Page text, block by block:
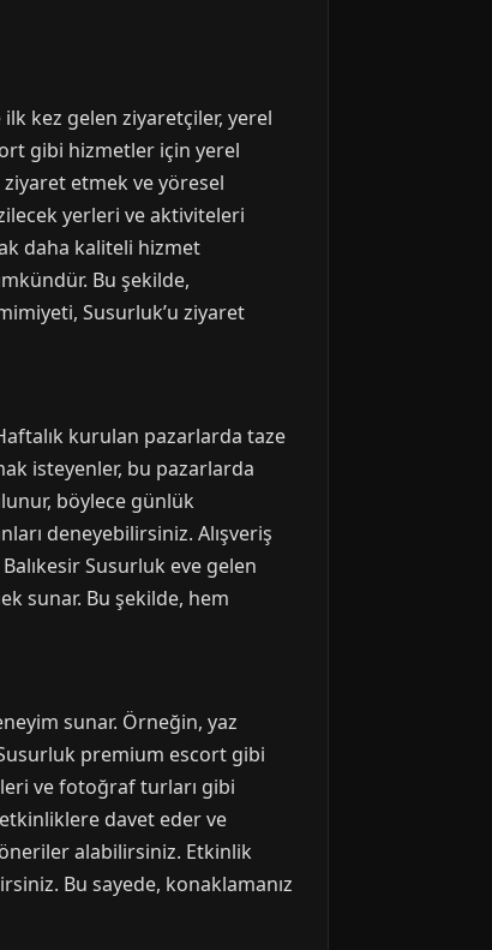
kez gelen ziyaretçiler, yerel
gibi hizmetler için yerel
etmek ve yöresel
yerleri ve aktiviteleri
daha kaliteli hizmet
Bu şekilde,
Susurluk’u ziyaret
kurulan pazarlarda taze
isteyenler, bu pazarlarda
böylece günlük
deneyebilirsiniz. Alışveriş
Susurluk eve gelen
sunar. Bu şekilde, hem
sunar. Örneğin, yaz
premium escort gibi
ve fotoğraf turları gibi
davet eder ve
öneriler alabilirsiniz. Etkinlik
Bu sayede, konaklamanız